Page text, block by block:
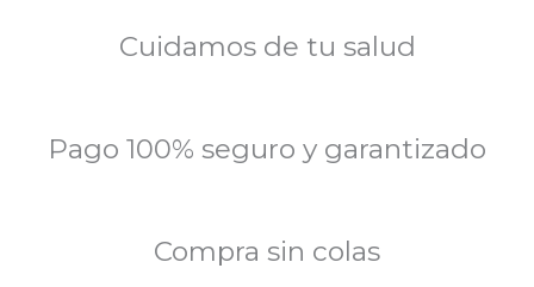
Cuidamos de tu salud
Pago 100% seguro y garantizado
Compra sin colas